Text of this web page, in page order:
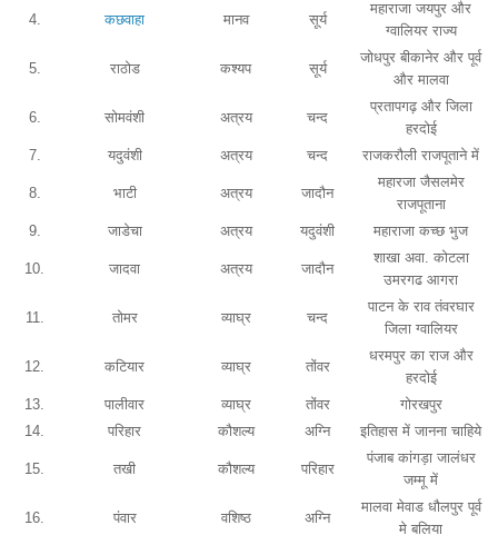
4. कछवाहा मानव सूर्य
महाराजा जयपुर और
ग्वालियर राज्य
5. राठोड कश्यप सूर्य
जोधपुर बीकानेर और पूर्व
और मालवा
6. सोमवंशी अत्रय चन्द
प्रतापगढ़ और जिला
हरदोई
7.
यदुवंशी अत्रय चन्द राजकरौली राजपूताने में
8. भाटी अत्रय जादौन
महारजा जैसलमेर
राजपूताना
9.
जाडेचा अत्रय यदुवंशी महाराजा कच्छ भुज
10. जादवा अत्रय जादौन
शाखा अवा. कोटला
उमरगढ आगरा
11. तोमर व्याघ्र चन्द
पाटन के राव तंवरघार
जिला ग्वालियर
12. कटियार व्याघ्र तोंवर
धरमपुर का राज और
हरदोई
13.
पालीवार व्याघ्र तोंवर
गोरखपुर
14.
परिहार कौशल्य अग्नि इतिहास में जानना चाहिये
15. तखी कौशल्य परिहार
पंजाब कांगड़ा जालंधर
जम्मू में
16. पंवार वशिष्ठ अग्नि
मालवा मेवाड धौलपुर पूर्व
मे बलिया